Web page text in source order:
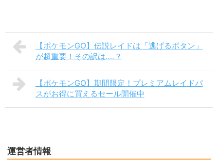
【ポケモンGO】伝説レイドは「逃げるボタン」
が超重要！その訳は‥‥？
【ポケモンGO】期間限定！プレミアムレイドパ
スがお得に買えるセール開催中
運営者情報